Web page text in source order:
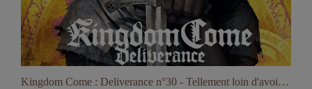
Kingdom Come : Deliverance n°30 - Tellement loin d'avoir terminé le jeu !